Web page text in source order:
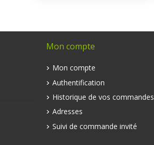
Mon compte
Mon compte
Authentification
Historique de vos commandes
Adresses
Suivi de commande invité